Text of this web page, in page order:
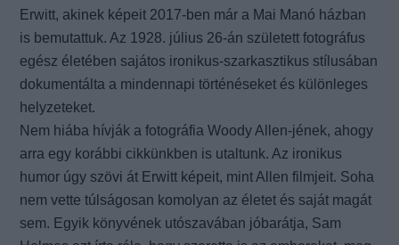
Erwitt, akinek képeit 2017-ben már a Mai Manó házban
is bemutattuk. Az 1928. július 26-án született fotográfus
egész életében sajátos ironikus-szarkasztikus stílusában
dokumentálta a mindennapi történéseket és különleges
helyzeteket.
Nem hiába hívják a fotográfia Woody Allen-jének, ahogy
arra egy korábbi cikkünkben is utaltunk. Az ironikus
humor úgy szövi át Erwitt képeit, mint Allen filmjeit. Soha
nem vette túlságosan komolyan az életet és saját magát
sem. Egyik könyvének utószavában jóbarátja, Sam